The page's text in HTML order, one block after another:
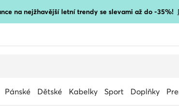
na nejžhavější letní trendy se slevami až do -35%!
Pánské Dětské Kabelky Sport Doplňky